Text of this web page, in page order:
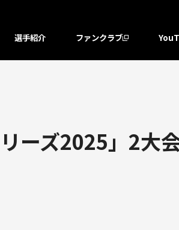
選手紹介 ファンクラブ
ーズ2025」2大